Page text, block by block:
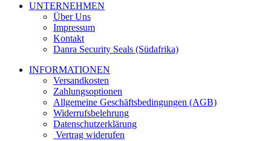
UNTERNEHMEN
Über Uns
Impressum
Kontakt
Danra Security Seals (Südafrika)
INFORMATIONEN
Versandkosten
Zahlungsoptionen
Allgemeine Geschäftsbedingungen (AGB)
Widerrufsbelehrung
Datenschutzerklärung
Vertrag widerufen